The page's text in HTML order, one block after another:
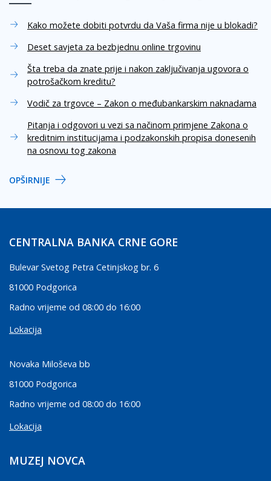
Kako možete dobiti potvrdu da Vaša firma nije u blokadi?
Deset savjeta za bezbjednu online trgovinu
Šta treba da znate prije i nakon zaključivanja ugovora o
potrošačkom kreditu?
Vodič za trgovce – Zakon o međubankarskim naknadama
Pitanja i odgovori u vezi sa načinom primjene Zakona o
kreditnim institucijama i podzakonskih propisa donesenih
na osnovu tog zakona
OPŠIRNIJE
CENTRALNA BANKA CRNE GORE
Bulevar Svetog Petra Cetinjskog br. 6
81000 Podgorica
Radno vrijeme od 08:00 do 16:00
Lokacija
Novaka Miloševa bb
81000 Podgorica
Radno vrijeme od 08:00 do 16:00
Lokacija
MUZEJ NOVCA